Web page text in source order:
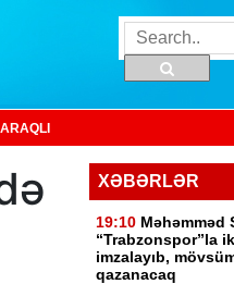
XƏBƏRLƏR
19:10 Məhəmməd
“Trabzonspor”la
imzalayıb,
qazanacaq